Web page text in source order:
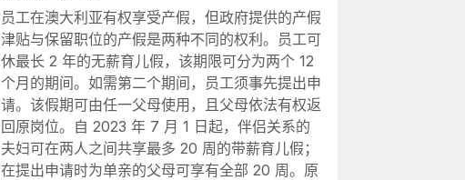
员工在澳大利亚有权享受产假，但政府提供的产假
津贴与保留职位的产假是两种不同的权利。员工可
休最长 2 年的无薪育儿假，该期限可分为两个 12
个月的期间。如需第二个期间，员工须事先提出申
请。该假期可由任一父母使用，且父母依法有权返
回原岗位。自 2023 年 7 月 1 日起，伴侣关系的
夫妇可在两人之间共享最多 20 周的带薪育儿假；
在提出申请时为单亲的父母可享有全部 20 周。原